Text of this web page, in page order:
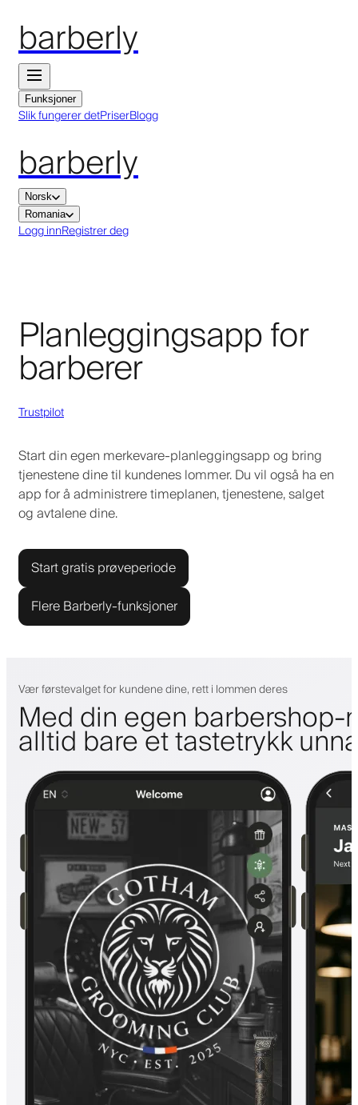
barberly
Funksjoner
Slik fungerer detPriserBlogg
barberly
Norsk
Romania
Logg innRegistrer deg
Planleggingsapp for
barberer
Trustpilot
Start din egen merkevare-planleggingsapp og bring
tjenestene dine til kundenes lommer. Du vil også ha en
app for å administrere timeplanen, tjenestene, salget
og avtalene dine.
Start gratis prøveperiode
Flere Barberly-funksjoner
Vær førstevalget for kundene dine, rett i lommen deres
Med din egen
alltid bare et tastetrykk